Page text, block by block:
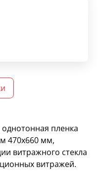
пленка
470х660 мм,
витражного стекла
витражей.